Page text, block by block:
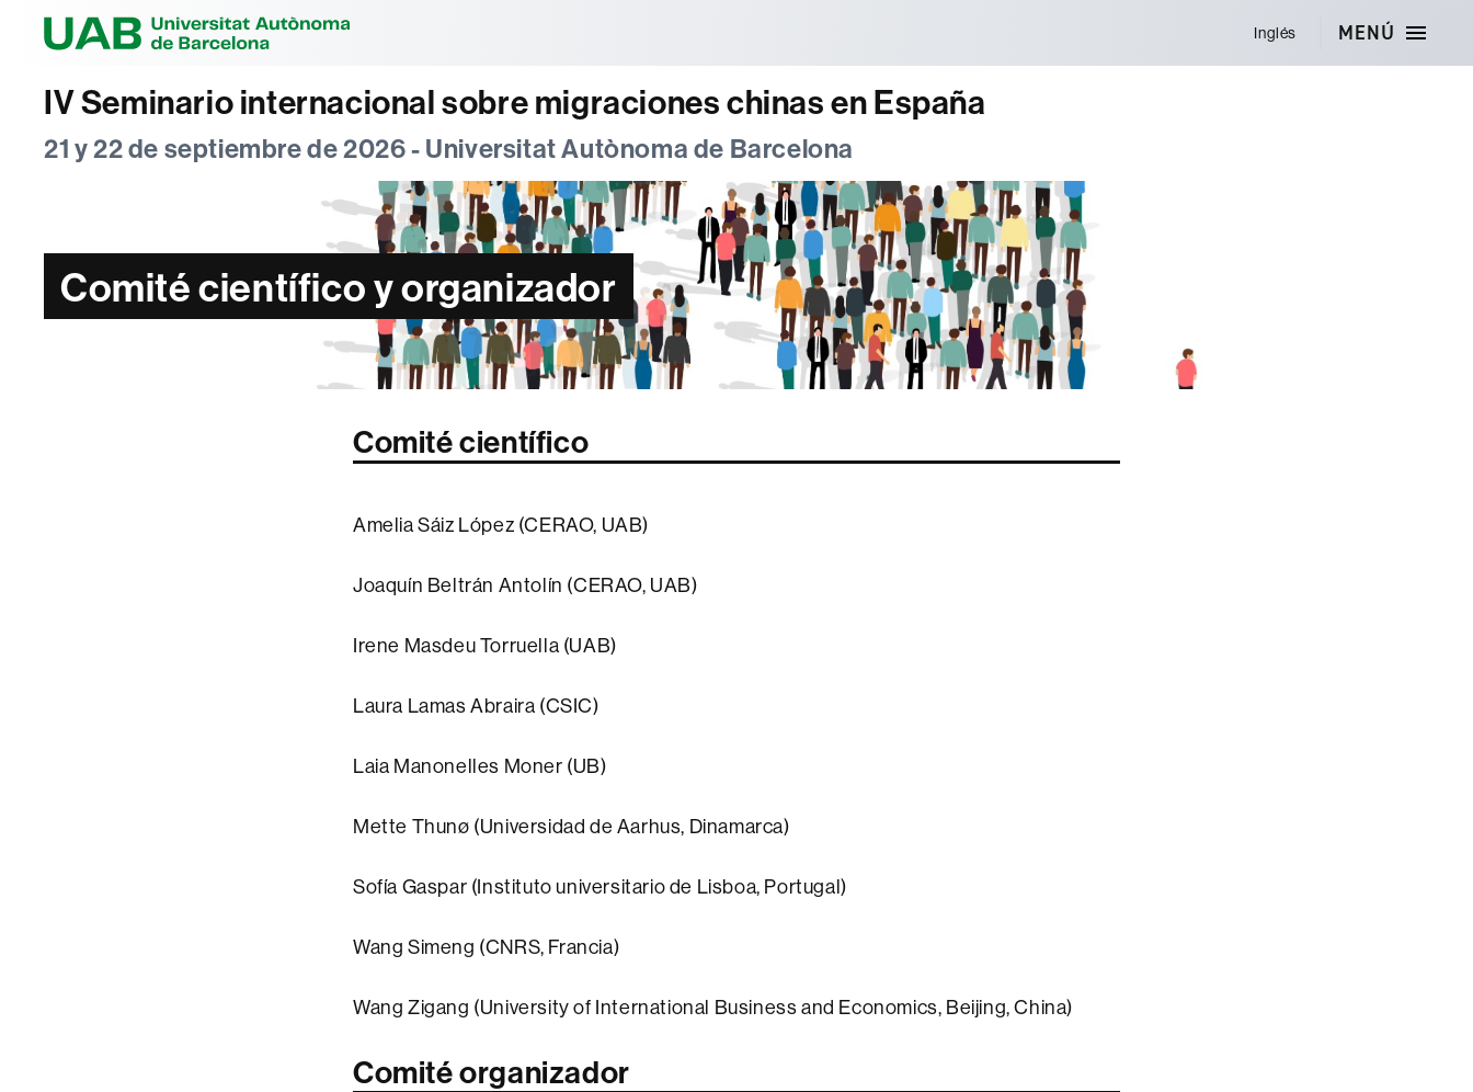
Inglés MENÚ
IV Seminario internacional sobre migraciones chinas en España
21 y 22 de septiembre de 2026 - Universitat Autònoma de Barcelona
Comité científico y organizador
Comité científico
Amelia Sáiz López (CERAO, UAB)
Joaquín Beltrán Antolín (CERAO, UAB)
Irene Masdeu Torruella (UAB)
Laura Lamas Abraira (CSIC)
Laia Manonelles Moner (UB)
Mette Thunø (Universidad de Aarhus, Dinamarca)
Sofía Gaspar (Instituto universitario de Lisboa, Portugal)
Wang Simeng (CNRS, Francia)
Wang Zigang (University of International Business and Economics, Beijing, China)
Comité organizador